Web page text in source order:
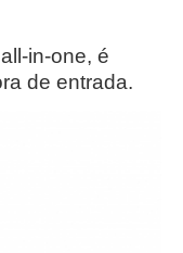
in-one, é
de entrada.